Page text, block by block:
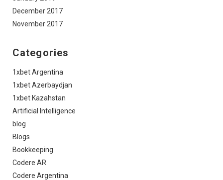
December 2017
November 2017
Categories
1xbet Argentina
1xbet Azerbaydjan
1xbet Kazahstan
Artificial Intelligence
blog
Blogs
Bookkeeping
Codere AR
Codere Argentina